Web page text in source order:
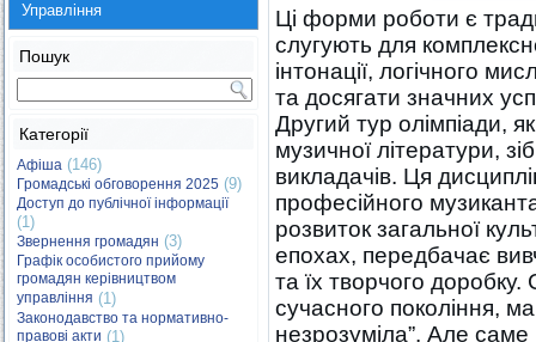
Управління
Пошук
Категорії
Афіша (146)
Громадські обговорення 2025 (9)
Доступ до публічної інформації
(1)
Звернення громадян (3)
Графік особистого прийому
громадян керівництвом
управління (1)
Законодавство та нормативно-
правові акти (1)
Ці форми роботи є
слугують для
інтонації, логічного
та досягати значних
Другий тур олімпіади,
музичної літератури,
викладачів. Ця
професійного
розвиток загальної
епохах, передбачає
та їх творчого
сучасного покоління,
незрозуміла”. Але саме